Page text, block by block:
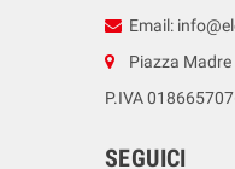
Email:
Piazza Madre
P.IVA
SEGUICI